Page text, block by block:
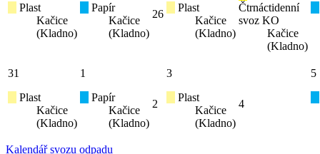
Plast
Kačice
(Kladno)
Papír
Kačice
(Kladno)
26
Plast
Kačice
(Kladno)
Čtrnáctidenní
svoz KO
Kačice
(Kladno)
31
Plast
Kačice
(Kladno)
1
Papír
Kačice
(Kladno)
2
3
Plast
Kačice
(Kladno)
4
5
Kalendář svozu odpadu